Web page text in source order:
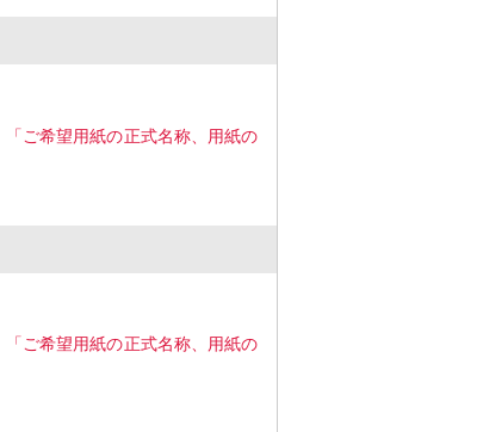
「ご希望用紙の正式名称、用紙の
「ご希望用紙の正式名称、用紙の